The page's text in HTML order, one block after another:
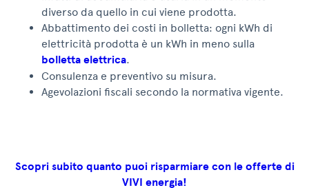
diverso da quello in cui viene prodotta.
Abbattimento dei costi in bolletta: ogni kWh di
elettricità prodotta è un kWh in meno sulla
bolletta elettrica.
Consulenza e preventivo su misura.
Agevolazioni fiscali secondo la normativa vigente.
Scopri subito quanto puoi risparmiare con le offerte di
VIVI energia!